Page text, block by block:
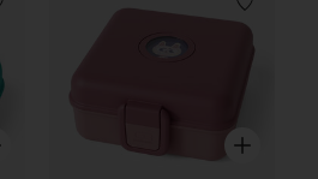
de souhaits
rapide
Liste de
Aperçu